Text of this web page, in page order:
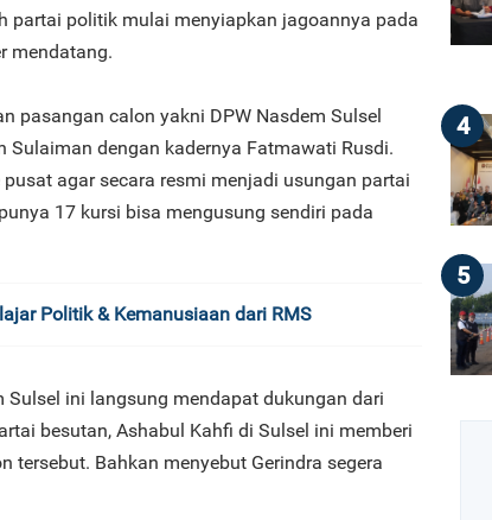
partai politik mulai menyiapkan jagoannya pada
mendatang.
pasangan calon yakni DPW Nasdem Sulsel
Sulaiman dengan kadernya Fatmawati Rusdi.
agar secara resmi menjadi usungan partai
17 kursi bisa mengusung sendiri pada
Politik & Kemanusiaan dari RMS
Sulsel ini langsung mendapat dukungan dari
besutan, Ashabul Kahfi di Sulsel ini memberi
tersebut. Bahkan menyebut Gerindra segera
4
5